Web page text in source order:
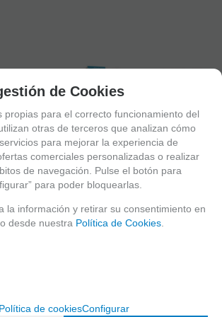
C
10.00%IVA
COMPOSOR
05 VALERIAN
10.00%IVA
VIT & MIN 31
MELATONIN
de Cookies
propias para el correcto funcionamiento del
otras de terceros que analizan cómo
para mejorar la experiencia de
comerciales personalizadas o realizar
de navegación. Pulse el botón para
para poder bloquearlas.
la información y retirar su consentimiento en
desde nuestra Política de Cookies
Política de cookiesConfigurar